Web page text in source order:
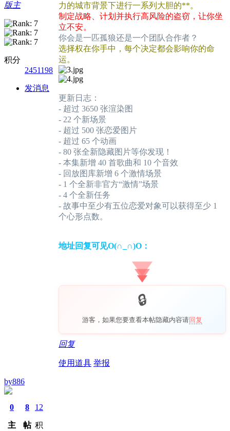
版主
积分
2451198
发消息
力的城市背景下进行一系列大胆的**。
制定战略、计划并执行高风险的盗窃，让你坐
立不安。
你会是一匹孤狼还是一个团队合作者？
选择权在你手中，每个决定都会影响你的命
运。
更新日志：
- 超过 3650 张渲染图
- 22 个新场景
- 超过 500 张恋爱图片
- 超过 65 个动画
- 80 张全新隐藏图片等你发现！
- 本集新增 40 首歌曲和 10 个音效
- 回放图库新增 6 个激情场景
- 1 个全新非官方“激情”场景
- 4 个全新任务
- 故事中至少有五位恋爱对象可以获得至少 1
个心形点数。
地址回复可见O(∩_∩)O：
游客，如果您要查看本帖隐藏内容请回复
回复
使用道具 举报
by886
0
主
8
帖
12
积